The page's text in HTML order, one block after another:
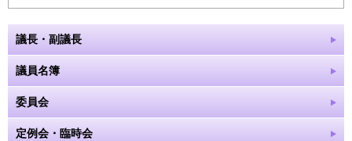
議長・副議長
議員名簿
委員会
定例会・臨時会